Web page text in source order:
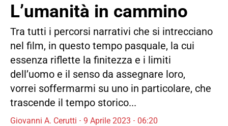
L’umanità in cammino
Tra tutti i percorsi narrativi che si intrecciano
nel film, in questo tempo pasquale, la cui
essenza riflette la finitezza e i limiti
dell’uomo e il senso da assegnare loro,
vorrei soffermarmi su uno in particolare, che
trascende il tempo storico...
Giovanni A. Cerutti 9 Aprile 2023 06:20